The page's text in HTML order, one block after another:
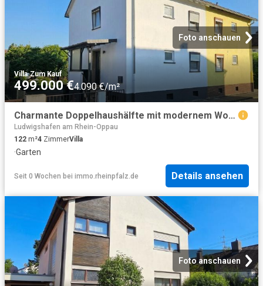
Foto anschauen
Villa·Zum Kauf
499.000 €4.090 €/m²
Charmante Doppelhaushälfte mit modernem Wohnkomfort in Lu Edigheim – Einziehen und Wohlfühlen
Ludwigshafen am Rhein-Oppau
122 m²4 ZimmerVilla
·Garten
Seit 0 Wochen bei immo.rheinpfalz.de Details ansehen
Foto anschauen